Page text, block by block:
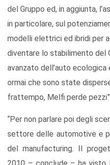
del Gruppo ed, in aggiunta,
in particolare, sul
modelli elettrici ed ibridi per
diventare lo stabilimento del
avanzato dell’auto ecologica
ormai che sono state
frattempo, Melfi perde
“Per non parlare poi degli
settore delle automotive e
del manufacturing. Il